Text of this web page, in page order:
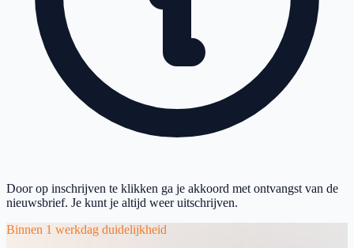
Door op inschrijven te klikken ga je akkoord met ontvangst van de
nieuwsbrief. Je kunt je altijd weer uitschrijven.
Binnen 1 werkdag duidelijkheid